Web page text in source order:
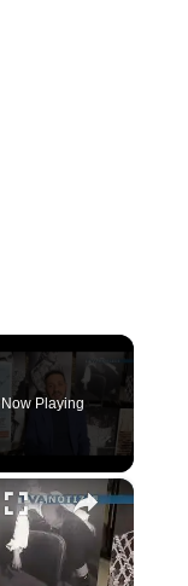
Now Playing
×